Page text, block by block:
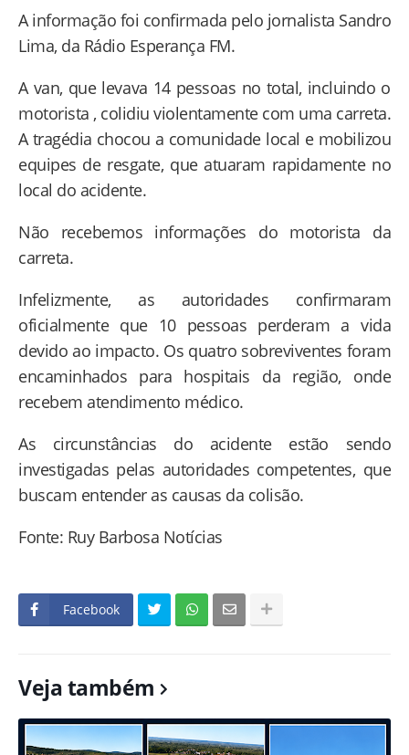
A informação foi confirmada pelo jornalista Sandro
Lima, da Rádio Esperança FM.
A van, que levava 14 pessoas no total, incluindo o
motorista , colidiu violentamente com uma carreta.
A tragédia chocou a comunidade local e mobilizou
equipes de resgate, que atuaram rapidamente no
local do acidente.
Não recebemos informações do motorista da
carreta.
Infelizmente, as autoridades confirmaram
oficialmente que 10 pessoas perderam a vida
devido ao impacto. Os quatro sobreviventes foram
encaminhados para hospitais da região, onde
recebem atendimento médico.
As circunstâncias do acidente estão sendo
investigadas pelas autoridades competentes, que
buscam entender as causas da colisão.
Fonte: Ruy Barbosa Notícias
Facebook
Veja também